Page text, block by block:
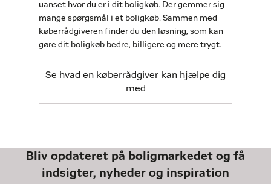
uanset hvor du er i dit boligkøb. Der gemmer sig
mange spørgsmål i et boligkøb. Sammen med
køberrådgiveren finder du den løsning, som kan
gøre dit boligkøb bedre, billigere og mere trygt.
Se hvad en køberrådgiver kan hjælpe dig
med
Bliv opdateret på boligmarkedet og få
indsigter, nyheder og inspiration